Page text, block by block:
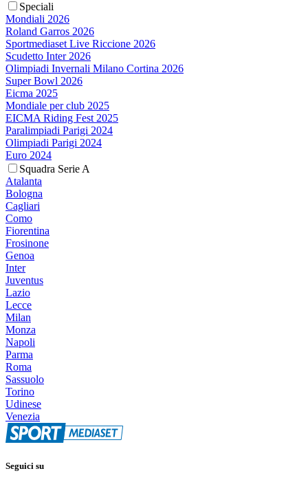
Speciali
Mondiali 2026
Roland Garros 2026
Sportmediaset Live Riccione 2026
Scudetto Inter 2026
Olimpiadi Invernali Milano Cortina 2026
Super Bowl 2026
Eicma 2025
Mondiale per club 2025
EICMA Riding Fest 2025
Paralimpiadi Parigi 2024
Olimpiadi Parigi 2024
Euro 2024
Squadra Serie A
Atalanta
Bologna
Cagliari
Como
Fiorentina
Frosinone
Genoa
Inter
Juventus
Lazio
Lecce
Milan
Monza
Napoli
Parma
Roma
Sassuolo
Torino
Udinese
Venezia
Seguici su